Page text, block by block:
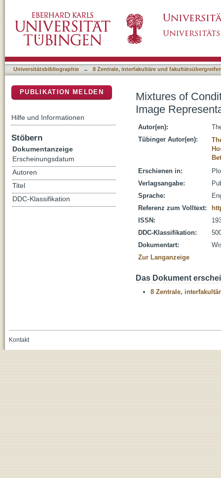
Universitätsbibliographie → 8 Zentrale, interfakultäre und
Mixtures of
Image
Autor(en):
Tübinger Autor(en):
Erschienen in:
Verlagsangabe:
Sprache:
Referenz zum Volltext:
ISSN:
DDC-Klassifikation:
Dokumentart:
Zur Langanzeige
Das Dokument
8 Zentrale,
PUBLIKATION MELDEN
Hilfe und Informationen
Stöbern
Dokumentanzeige
Erscheinungsdatum
Autoren
Titel
DDC-Klassifikation
Kontakt